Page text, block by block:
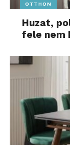
OTTHON
Huzat,
fele nem